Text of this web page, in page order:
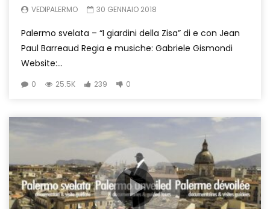
VEDIPALERMO 30 GENNAIO 2018
Palermo svelata – “I giardini della Zisa” di e con Jean
Paul Barreaud Regia e musiche: Gabriele Gismondi
Website:...
0 25.5K 239 0